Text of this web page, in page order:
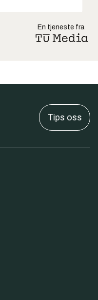
En tjeneste fra
Tips oss